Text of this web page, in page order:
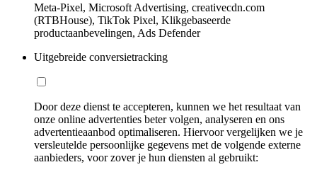
Meta-Pixel, Microsoft Advertising, creativecdn.com
(RTBHouse), TikTok Pixel, Klikgebaseerde
productaanbevelingen, Ads Defender
Uitgebreide conversietracking
Door deze dienst te accepteren, kunnen we het resultaat van
onze online advertenties beter volgen, analyseren en ons
advertentieaanbod optimaliseren. Hiervoor vergelijken we je
versleutelde persoonlijke gegevens met de volgende externe
aanbieders, voor zover je hun diensten al gebruikt: